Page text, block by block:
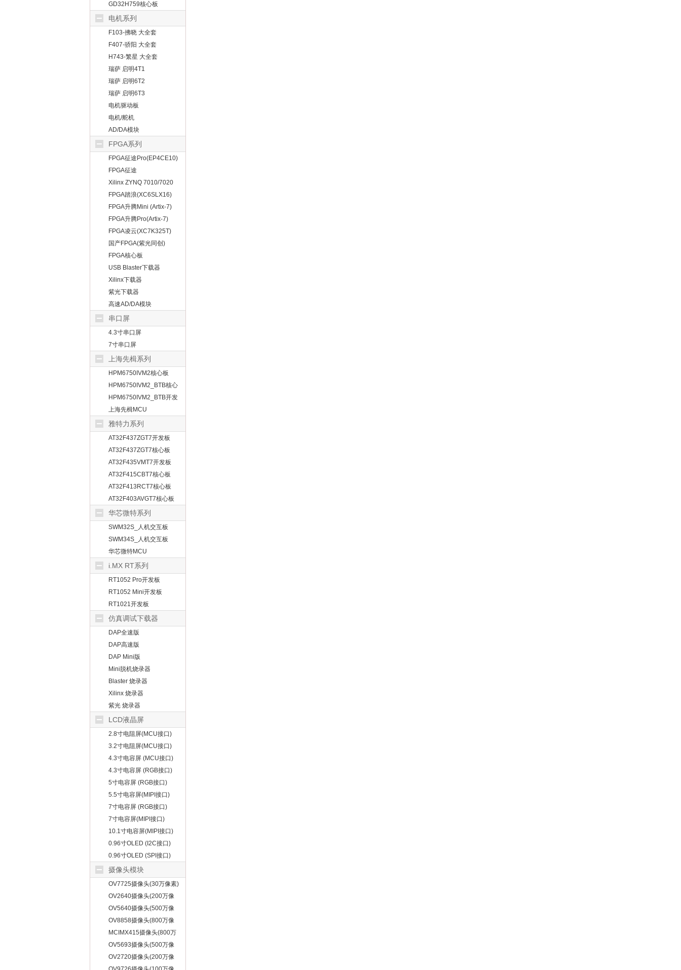
GD32H759核心板
电机系列
F103-拂晓 大全套
F407-骄阳 大全套
H743-繁星 大全套
瑞萨 启明4T1
瑞萨 启明6T2
瑞萨 启明6T3
电机驱动板
电机/舵机
AD/DA模块
FPGA系列
FPGA征途Pro(EP4CE10)
FPGA征途
Mini(EP4CE10）
Xilinx ZYNQ 7010/7020
FPGA踏浪(XC6SLX16)
FPGA升腾Mini (Artix-7)
FPGA升腾Pro(Artix-7)
FPGA凌云(XC7K325T)
国产FPGA(紫光同创)
FPGA核心板
USB Blaster下载器
Xilinx下载器
紫光下载器
高速AD/DA模块
串口屏
4.3寸串口屏
7寸串口屏
上海先楫系列
HPM6750IVM2核心板
HPM6750IVM2_BTB核心
板
HPM6750IVM2_BTB开发
板
上海先楫MCU
雅特力系列
AT32F437ZGT7开发板
AT32F437ZGT7核心板
AT32F435VMT7开发板
AT32F415CBT7核心板
AT32F413RCT7核心板
AT32F403AVGT7核心板
华芯微特系列
SWM32S_人机交互板
SWM34S_人机交互板
华芯微特MCU
i.MX RT系列
RT1052 Pro开发板
RT1052 Mini开发板
RT1021开发板
仿真调试下载器
DAP全速版
DAP高速版
DAP Mini版
Mini脱机烧录器
Blaster 烧录器
Xilinx 烧录器
紫光 烧录器
LCD液晶屏
2.8寸电阻屏(MCU接口)
3.2寸电阻屏(MCU接口)
4.3寸电容屏 (MCU接口)
4.3寸电容屏 (RGB接口)
5寸电容屏 (RGB接口)
5.5寸电容屏(MIPI接口)
7寸电容屏 (RGB接口)
7寸电容屏(MIPI接口)
10.1寸电容屏(MIPI接口)
0.96寸OLED (I2C接口)
0.96寸OLED (SPI接口)
摄像头模块
OV7725摄像头(30万像素)
OV2640摄像头(200万像
素)
OV5640摄像头(500万像
素)
OV8858摄像头(800万像
素)
MCIMX415摄像头(800万
像素)
OV5693摄像头(500万像
素)
OV2720摄像头(200万像